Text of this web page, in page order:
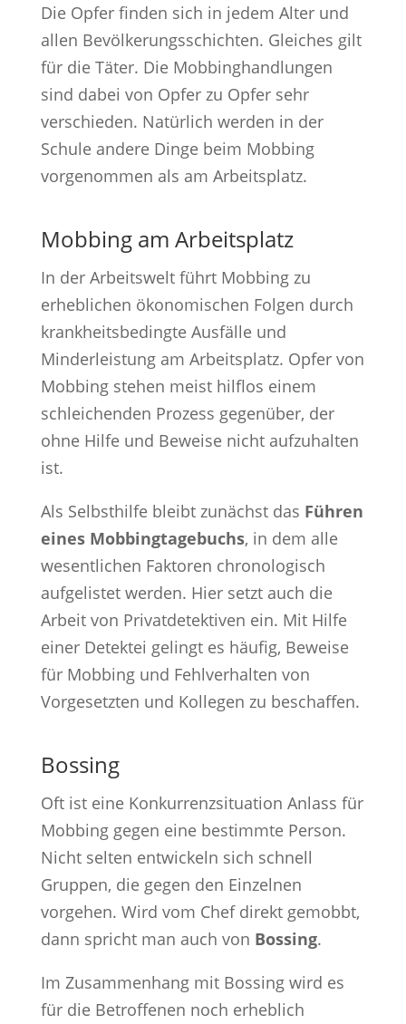
Die Opfer finden sich in jedem Alter und
allen Bevölkerungsschichten. Gleiches gilt
für die Täter. Die Mobbinghandlungen
sind dabei von Opfer zu Opfer sehr
verschieden. Natürlich werden in der
Schule andere Dinge beim Mobbing
vorgenommen als am Arbeitsplatz.
Mobbing am Arbeitsplatz
In der Arbeitswelt führt Mobbing zu
erheblichen ökonomischen Folgen durch
krankheitsbedingte Ausfälle und
Minderleistung am Arbeitsplatz. Opfer von
Mobbing stehen meist hilflos einem
schleichenden Prozess gegenüber, der
ohne Hilfe und Beweise nicht aufzuhalten
ist.
Als Selbsthilfe bleibt zunächst das Führen
eines Mobbingtagebuchs, in dem alle
wesentlichen Faktoren chronologisch
aufgelistet werden. Hier setzt auch die
Arbeit von Privatdetektiven ein. Mit Hilfe
einer Detektei gelingt es häufig, Beweise
für Mobbing und Fehlverhalten von
Vorgesetzten und Kollegen zu beschaffen.
Bossing
Oft ist eine Konkurrenzsituation Anlass für
Mobbing gegen eine bestimmte Person.
Nicht selten entwickeln sich schnell
Gruppen, die gegen den Einzelnen
vorgehen. Wird vom Chef direkt gemobbt,
dann spricht man auch von Bossing.
Im Zusammenhang mit Bossing wird es
für die Betroffenen noch erheblich